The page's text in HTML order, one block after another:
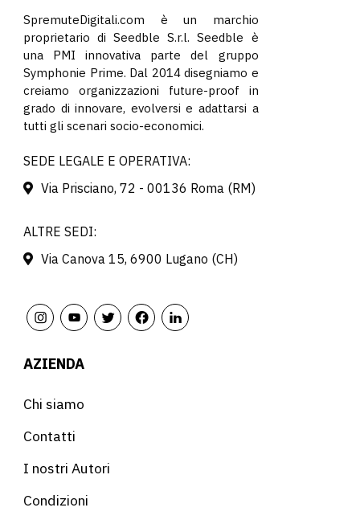
SpremuteDigitali.com è un marchio
proprietario di Seedble S.r.l. Seedble è
una PMI innovativa parte del gruppo
Symphonie Prime. Dal 2014 disegniamo e
creiamo organizzazioni future-proof in
grado di innovare, evolversi e adattarsi a
tutti gli scenari socio-economici.
SEDE LEGALE E OPERATIVA:
Via Prisciano, 72 - 00136 Roma (RM)
ALTRE SEDI:
Via Canova 15, 6900 Lugano (CH)
AZIENDA
Chi siamo
Contatti
I nostri Autori
Condizioni